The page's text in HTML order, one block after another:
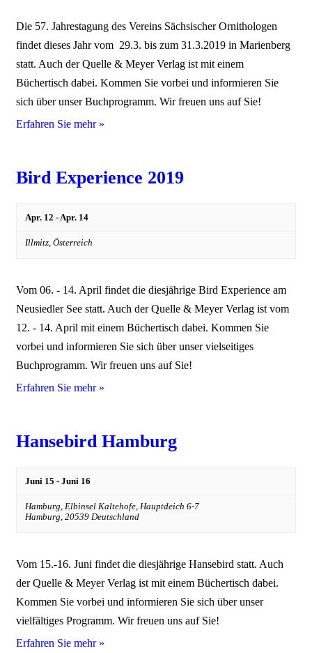
Die 57. Jahrestagung des Vereins Sächsischer Ornithologen
findet dieses Jahr vom 29.3. bis zum 31.3.2019 in Marienberg
statt. Auch der Quelle & Meyer Verlag ist mit einem
Büchertisch dabei. Kommen Sie vorbei und informieren Sie
sich über unser Buchprogramm. Wir freuen uns auf Sie!
Erfahren Sie mehr »
Bird Experience 2019
Apr. 12 -Apr. 14
Illmitz, Österreich
Vom 06. - 14. April findet die diesjährige Bird Experience am
Neusiedler See statt. Auch der Quelle & Meyer Verlag ist vom
12. - 14. April mit einem Büchertisch dabei. Kommen Sie
vorbei und informieren Sie sich über unser vielseitiges
Buchprogramm. Wir freuen uns auf Sie!
Erfahren Sie mehr »
Hansebird Hamburg
Juni 15 - Juni 16
Hamburg, Elbinsel Kaltehofe, Hauptdeich 6-7
Hamburg, 20539 Deutschland
Vom 15.-16. Juni findet die diesjährige Hansebird statt. Auch
der Quelle & Meyer Verlag ist mit einem Büchertisch dabei.
Kommen Sie vorbei und informieren Sie sich über unser
vielfältiges Programm. Wir freuen uns auf Sie!
Erfahren Sie mehr »